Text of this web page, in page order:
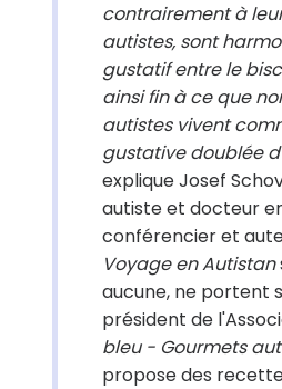
contrairement à
autistes, sont
gustatif entre le
ainsi fin à ce que
autistes vivent
gustative doublée
explique Josef
autiste et docteur
conférencier et
Voyage enAutistan
aucune, ne portent
président de
bleu - Gourmets
propose des